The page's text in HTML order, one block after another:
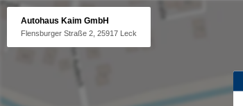
Autohaus Kaim GmbH
Flensburger Straße 2, 25917 Leck